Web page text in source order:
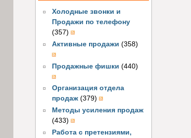
Холодные звонки и
Продажи по телефону
(357)
Активные продажи (358)
Продажные фишки (440)
Организация отдела
продаж (379)
Методы усиления продаж
(433)
Работа с претензиями,